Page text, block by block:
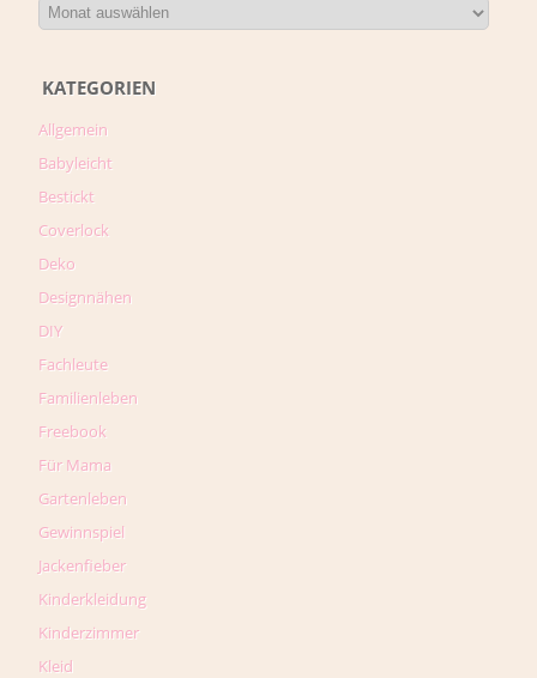
KATEGORIEN
Allgemein
Babyleicht
Bestickt
Coverlock
Deko
Designnähen
DIY
Fachleute
Familienleben
Freebook
Für Mama
Gartenleben
Gewinnspiel
Jackenfieber
Kinderkleidung
Kinderzimmer
Kleid